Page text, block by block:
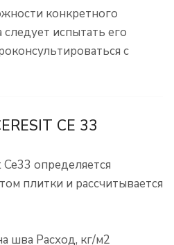
конкретного
испытать его
с
CE 33
определяется
плитки и рассчитывается
шва Расход, кг/м2